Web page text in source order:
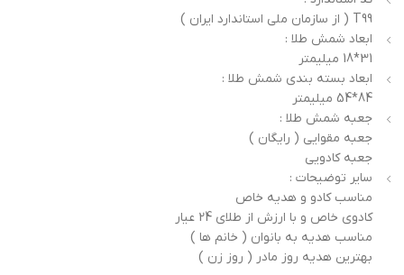
T99 ( از سازمان ملی استاندارد ایران )
ابعاد شمش طلا :
31*18 میلیمتر
ابعاد بسته بندی شمش طلا :
84*54 میلیمتر
جعبه شمش طلا :
جعبه مقوایی ( رایگان )
جعبه کادویی
سایر توضیحات :
مناسب کادو و هدیه خاص
کادوی خاص و با ارزش از طلای 24 عیار
مناسب هدیه به بانوان ( خانم ها )
بهترین هدیه روز مادر ( روز زن )